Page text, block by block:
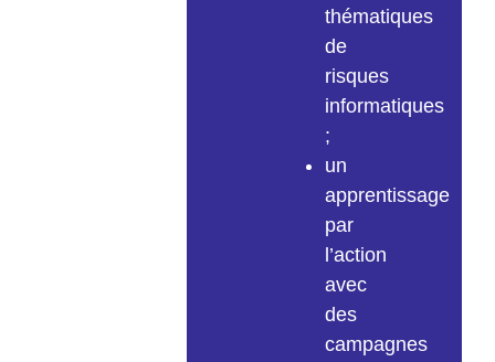
thématiques
de
risques
informatiques
;
un
apprentissage
par
l’action
avec
des
campagnes